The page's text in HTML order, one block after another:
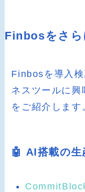
Finbosをさら
Finbosを導入
ネスツールに興
をご紹介します
🤖 AI搭載の生